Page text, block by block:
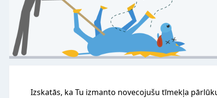
Izskatās, ka Tu izmanto novecojušu tīmekļa